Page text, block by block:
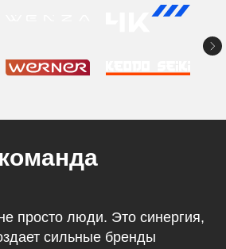
команда
просто люди. Это синергия,
сильные бренды